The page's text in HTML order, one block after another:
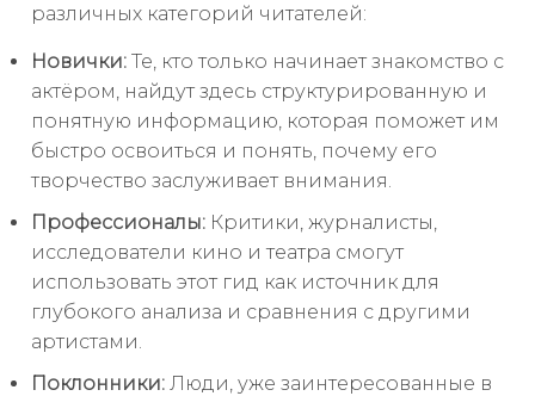
различных категорий читателей:
Новички: Те, кто только начинает знакомство с
актёром, найдут здесь структурированную и
понятную информацию, которая поможет им
быстро освоиться и понять, почему его
творчество заслуживает внимания.
Профессионалы: Критики, журналисты,
исследователи кино и театра смогут
использовать этот гид как источник для
глубокого анализа и сравнения с другими
артистами.
Поклонники: Люди, уже заинтересованные в